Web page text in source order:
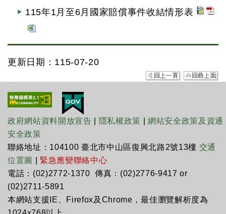
115年1月至6月國家賠償事件收結情形表
更新日期：115-07-20
政府網站資料開放宣告 隱私權政策 |網站安全政策及資通
安全政策
聯絡地址：104100 臺北市中山區復興北路2號13樓 交通
位置圖
緊急應變聯絡中心
電話：(02)2772-1370 傳真：(02)2776-9417 or
(02)2711-5891
本網站支援IE、Firefox及Chrome，最佳瀏覽解析度為